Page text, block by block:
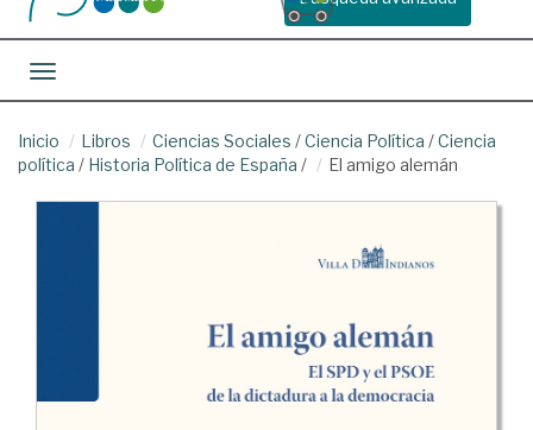
Toggle navigation
Inicio Libros Ciencias Sociales /Ciencia Política /Ciencia
política / Historia Política de España / El amigo alemán